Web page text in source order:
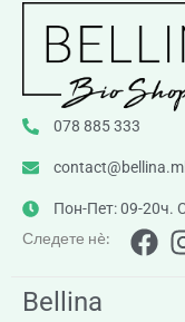
078 885 333
Пон-Пет: 09-20ч.
Следете нè:
Bellina